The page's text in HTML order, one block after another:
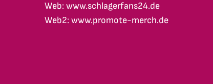
Web: www.schlagerfans24.de
Web2: www.promote-merch.de